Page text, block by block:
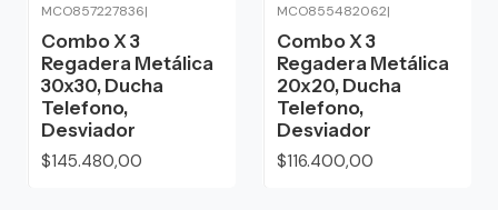
MCO857227836|
Combo X 3
Regadera Metálica
30x30, Ducha
Telefono,
Desviador
$145.480,00
MCO855482062|
Combo X 3
Regadera Metálica
20x20, Ducha
Telefono,
Desviador
$116.400,00